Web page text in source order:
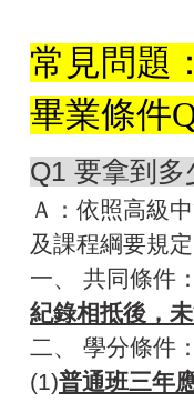
常見問題
畢業條件
Q1 要拿到
Ａ：依照高級
及課程綱要規
一、 共同條件：
紀錄相抵後，
二、 學分條件：
(1)普通班三年